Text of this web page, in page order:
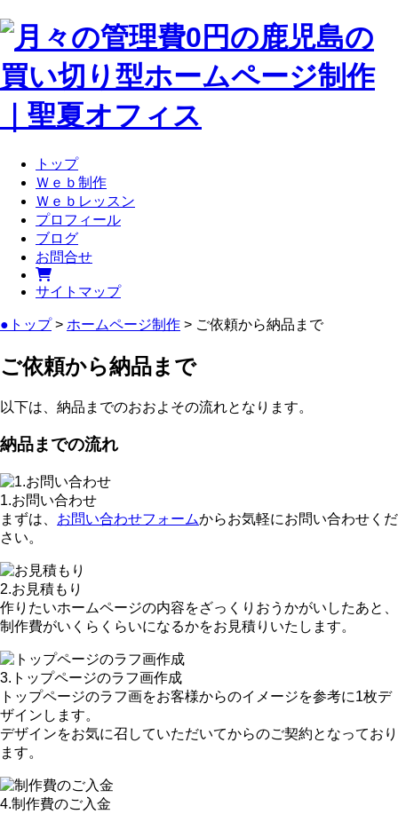
トップ
Ｗｅｂ制作
Ｗｅｂレッスン
プロフィール
ブログ
お問合せ
サイトマップ
●トップ> ホームページ制作 > ご依頼から納品まで
ご依頼から納品まで
以下は、納品までのおおよその流れとなります。
納品までの流れ
1.お問い合わせ
まずは、 お問い合わせフォームからお気軽にお問い合わせくだ
さい。
2.お見積もり
作りたいホームページの内容をざっくりおうかがいしたあと、
制作費がいくらくらいになるかをお見積りいたします。
3.トップページのラフ画作成
トップページのラフ画をお客様からのイメージを参考に1枚デ
ザインします。
デザインをお気に召していただいてからのご契約となっており
ます。
4.制作費のご入金